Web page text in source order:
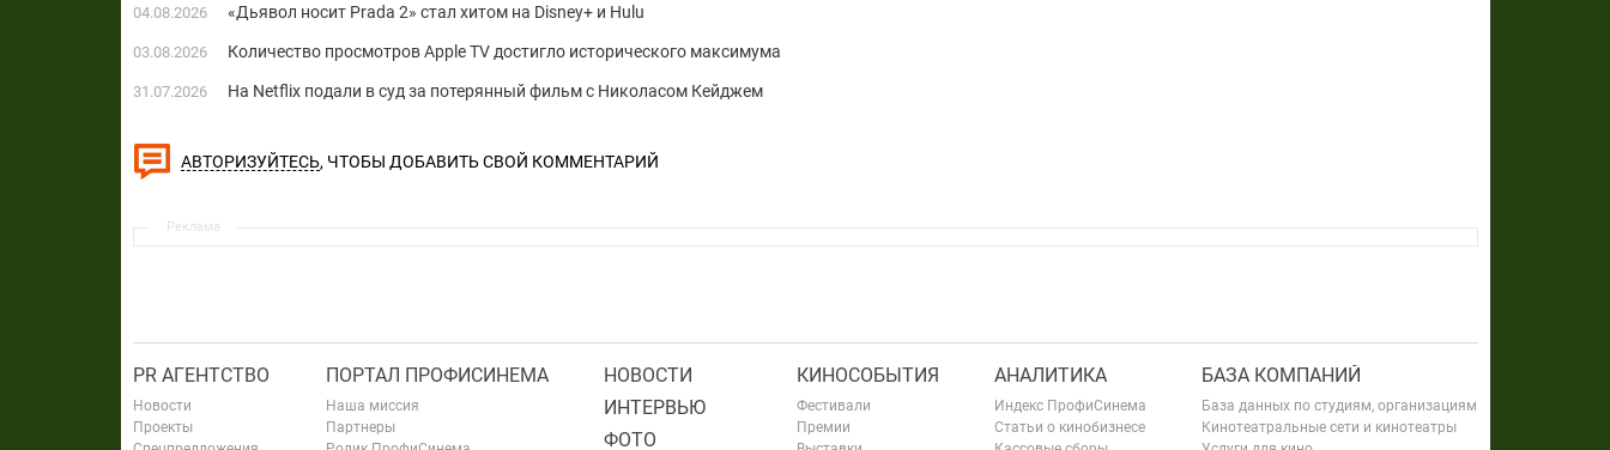
04.08.2026 «Дьявол носит Prada 2» стал хитом на Disney+ и Hulu
03.08.2026 Количество просмотров Apple TV достигло исторического максимума
31.07.2026 На Netflix подали в суд за потерянный фильм с Николасом Кейджем
АВТОРИЗУЙТЕСЬ, ЧТОБЫ ДОБАВИТЬ СВОЙ КОММЕНТАРИЙ
Реклама
PR АГЕНТСТВО
Новости
Проекты
ПОРТАЛ ПРОФИСИНЕМА
Наша миссия
Партнеры
НОВОСТИ
ИНТЕРВЬЮ
ФОТО
КИНОСОБЫТИЯ
Фестивали
Премии
АНАЛИТИКА
Индекс ПрофиСинема
Статьи о кинобизнесе
БАЗА КОМПАНИЙ
База данных по студиям, организациям
Кинотеатральные сети и кинотеатры